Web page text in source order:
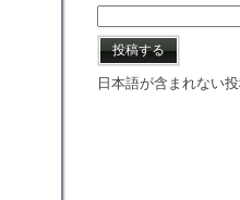
日本語が含まれない